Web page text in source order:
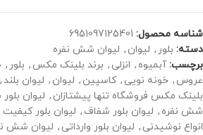
شناسه محصول: 6951097125401
دسته: بلور , لیوان , لیوان شش نفره
برچسب: آبمیوه , انزلی , برند بلینک مکس , بلور ,
عروس , خونه نویی , کاسپین , لیوان , لیوان بلند,
بلینک مکس فروشگاه تنها پیشتازان , لیوان
شش نفره , لیوان بلور شفاف , لیوان بلور کیفیت
انواع نوشیدنی , لیوان بلور وارداتی , لیوان شش